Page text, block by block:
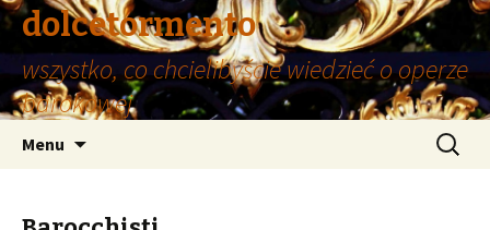
dolcetormento
wszystko, co chcielibyście wiedzieć o operze
barokowej
Menu Szukaj: